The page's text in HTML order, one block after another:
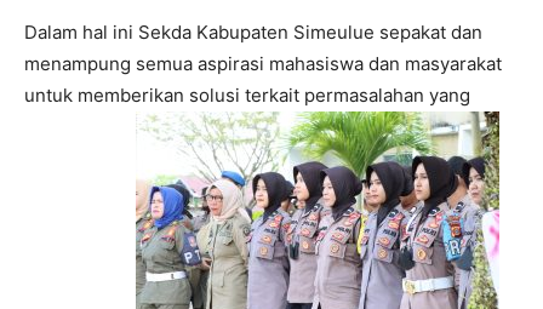
Dalam hal ini Sekda Kabupaten Simeulue sepakat dan
menampung semua aspirasi mahasiswa dan masyarakat
untuk memberikan solusi terkait permasalahan yang